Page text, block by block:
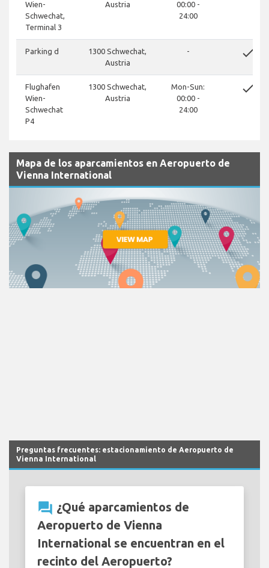
Wien-
Schwechat,
Terminal 3
Austria
00:00 -
24:00
Parking d
1300 Schwechat,
Austria
- done
Flughafen
Wien-
Schwechat
P4
1300 Schwechat,
Austria
Mon-Sun:
00:00 -
24:00
done
Mapa de los aparcamientos en Aeropuerto de
Vienna International
Preguntas frecuentes: estacionamiento de Aeropuerto de
Vienna International
question_answer ¿Qué aparcamientos de
Aeropuerto de Vienna
International se encuentran en el
recinto del Aeropuerto?